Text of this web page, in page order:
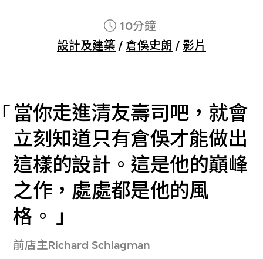
10分鐘
設計及建築 / 倉俁史朗 / 影片
當你走進清友壽司吧，就會
立刻知道只有倉俁才能做出
這樣的設計。這是他的巔峰
之作，處處都是他的風
格。
前店主Richard Schlagman